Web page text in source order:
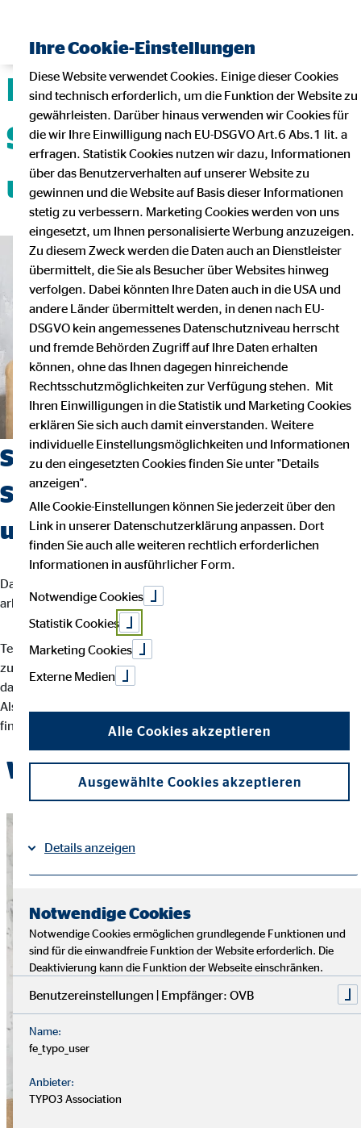
Deine Karriere mit
Sicherheit, Flexibilität
und Teamgeist!
Suchst du einen Job, der
Sicherheit, Selbstbestimmung
und Flexibilität vereint?
Dann bist du bei uns richtig. Wir glauben, dass man am besten
arbeitet, wenn man seinem eigenen Rhythmus folgt.
Teamarbeit und intensiver Austausch sind für uns der Schlüssel
zu besten Ergebnissen. Dein Arbeitsalltag ist abwechslungsreich,
da jede Kundin und jeder Kunde individuelle Lösungen braucht.
Als OVB-Berater*in unterstützt du deine Kund*innen bei
finanziellen Entscheidungen und der Erreichung ihrer Ziele.
Werde Teil des OVB-Teams
Ihre Cookie-Einstellungen
Diese Website verwendet Cookies. Einige dieser Cookies
sind technisch erforderlich, um die Funktion der Website zu
gewährleisten. Darüber hinaus verwenden wir Cookies für
die wir Ihre Einwilligung nach EU-DSGVO Art.6 Abs.1 lit. a
erfragen. Statistik Cookies nutzen wir dazu, Informationen
über das Benutzerverhalten auf unserer Website zu
gewinnen und die Website auf Basis dieser Informationen
stetig zu verbessern. Marketing Cookies werden von uns
eingesetzt, um Ihnen personalisierte Werbung anzuzeigen.
Zu diesem Zweck werden die Daten auch an Dienstleister
übermittelt, die Sie als Besucher über Websites hinweg
verfolgen. Dabei könnten Ihre Daten auch in die USA und
andere Länder übermittelt werden, in denen nach EU-
DSGVO kein angemessenes Datenschutzniveau herrscht
und fremde Behörden Zugriff auf Ihre Daten erhalten
können, ohne das Ihnen dagegen hinreichende
Rechtsschutzmöglichkeiten zur Verfügung stehen. Mit
Ihren Einwilligungen in die Statistik und Marketing Cookies
erklären Sie sich auch damit einverstanden. Weitere
individuelle Einstellungsmöglichkeiten und Informationen
zu den eingesetzten Cookies finden Sie unter "Details
anzeigen".
Alle Cookie-Einstellungen können Sie jederzeit über den
Link in unserer Datenschutzerklärung anpassen. Dort
finden Sie auch alle weiteren rechtlich erforderlichen
Informationen in ausführlicher Form.
Notwendige Cookies
Statistik Cookies
Marketing Cookies
Externe Medien
Alle Cookies akzeptieren
Ausgewählte Cookies akzeptieren
Details anzeigen
Notwendige Cookies
Notwendige Cookies ermöglichen grundlegende Funktionen und
sind für die einwandfreie Funktion der Website erforderlich. Die
Deaktivierung kann die Funktion der Webseite einschränken.
Benutzereinstellungen | Empfänger: OVB
Name:
fe_typo_user
Anbieter:
TYPO3 Association